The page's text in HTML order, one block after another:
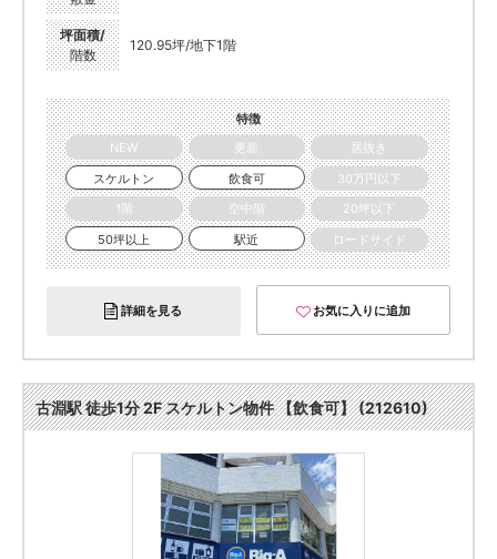
坪面積/
階数
120.95坪/地下1階
特徴
NEW
更新
居抜き
スケルトン
飲食可
30万円以下
1階
空中階
20坪以下
50坪以上
駅近 ロードサイド
詳細を見る お気に入りに追加
古淵駅 徒歩1分 2F スケルトン物件 【飲食可】 (212610)